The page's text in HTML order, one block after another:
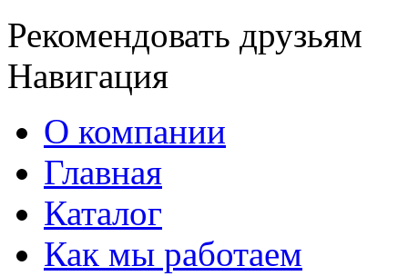
Рекомендовать друзьям
Навигация
О компании
Главная
Каталог
Как мы работаем